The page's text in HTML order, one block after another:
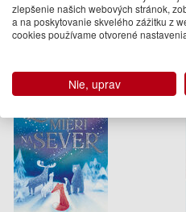
Ďalšie knihy autora z oddelenia
zlepšenie našich webových stránok,
a na poskytovanie skvelého zážitku z
cookies používame otvorené
Nie, uprav